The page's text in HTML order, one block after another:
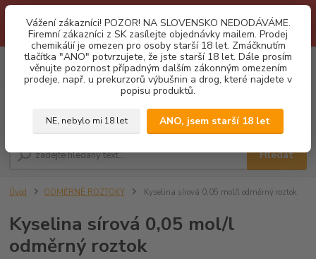
je neustálé porušování obchodních podmínek. Firemní zájemci o naše
produkty z SK zasílejte objednávky mailovou cestou. Děkujeme!
Vážení zákazníci! POZOR! NA SLOVENSKO NEDODÁVÁME.
Firemní zákazníci z SK zasílejte objednávky mailem. Prodej
chemikálií je omezen pro osoby starší 18 let. Zmáčknutím
tlačítka "ANO" potvrzujete, že jste starší 18 let. Dále prosím
věnujte pozornost případným dalším zákonným omezením
prodeje, např. u prekurzorů výbušnin a drog, které najdete v
popisu produktů.
NE, nebylo mi 18 let ANO, jsem starší 18 let
Menu
CZK
Hledat
0
za0,00 Kč
Úvod ODMĚRNÉ ROZTOKY Kyselina sírová 0,05 mol/l odměrný roztok
Kyselina sírová 0,05 mol/l
odměrný roztok